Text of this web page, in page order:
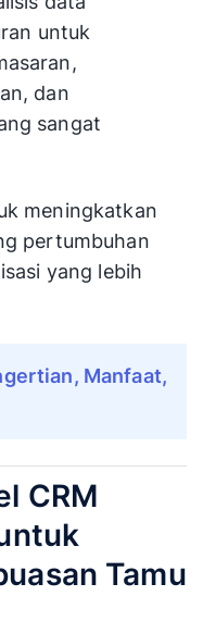
untuk
dan
sangat
meningkatkan
pertumbuhan
yang lebih
Manfaat,
CRM
Tamu